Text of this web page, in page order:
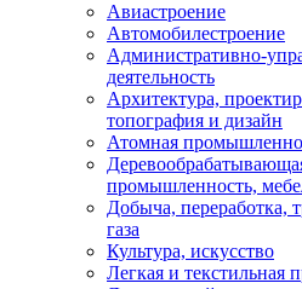
Авиастроение
Автомобилестроение
Административно-
деятельность
Архитектура,
топография и дизайн
Атомная
промышленность,
Добыча, переработка,
газа
Культура, искусство
Легкая и текстильная